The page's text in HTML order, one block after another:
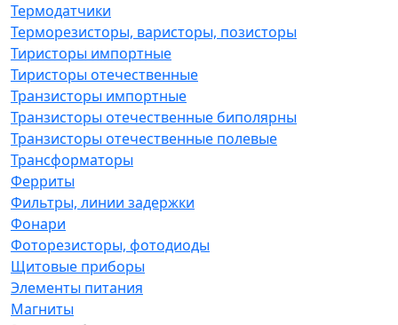
Термодатчики
Терморезисторы, варисторы, позисторы
Тиристоры импортные
Тиристоры отечественные
Транзисторы импортные
Транзисторы отечественные биполярны
Транзисторы отечественные полевые
Трансформаторы
Ферриты
Фильтры, линии задержки
Фонари
Фоторезисторы, фотодиоды
Щитовые приборы
Элементы питания
Магниты